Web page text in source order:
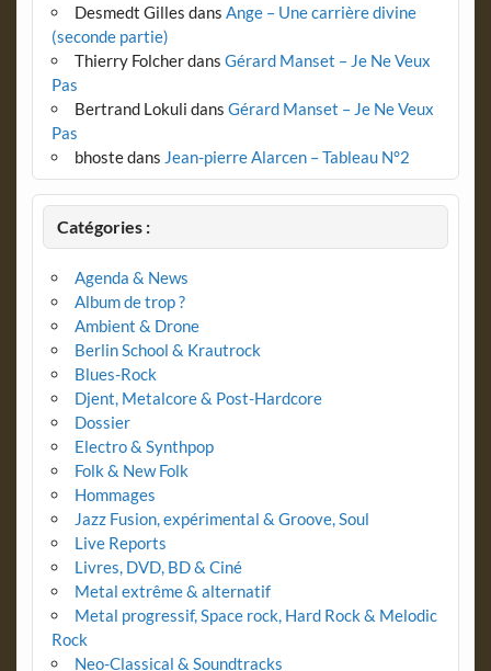
Desmedt Gilles dans Ange – Une carrière divine
(seconde partie)
Thierry Folcherdans Gérard Manset – Je Ne Veux
Pas
Bertrand Lokuli dans Gérard Manset – Je Ne Veux
Pas
bhostedans Jean-pierre Alarcen – Tableau N°2
Catégories :
Agenda & News
Album de trop ?
Ambient & Drone
Berlin School & Krautrock
Blues-Rock
Djent, Metalcore & Post-Hardcore
Dossier
Electro & Synthpop
Folk & New Folk
Hommages
Jazz Fusion, expérimental & Groove, Soul
Live Reports
Livres, DVD, BD & Ciné
Metal extrême & alternatif
Metal progressif, Space rock, Hard Rock & Melodic
Rock
Neo-Classical & Soundtracks